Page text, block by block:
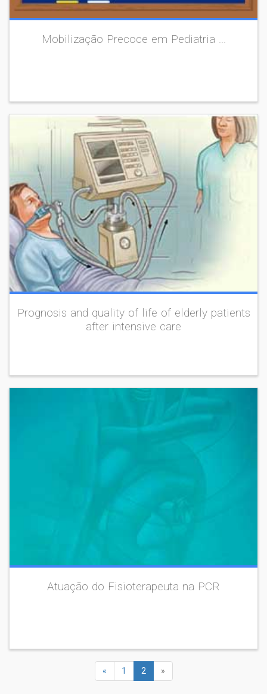
Mobilização Precoce em Pediatria ...
Prognosis and quality of life of elderly patients
after intensive care
Atuação do Fisioterapeuta na PCR
« 1 2 »